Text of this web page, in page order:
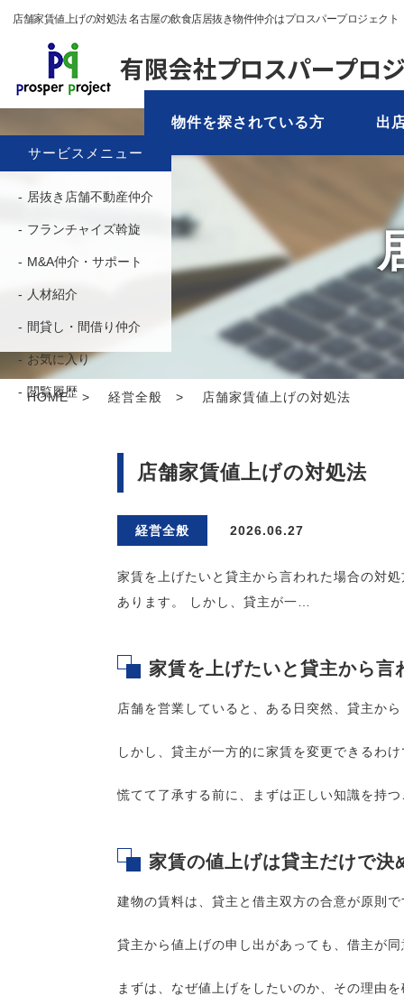
店舗家賃値上げの対処法 名古屋の飲食店居抜き物件仲介はプロスパープロジェクト
物件を探されている方 出
HOME 経営全般 店舗家賃値上げの対処法
店舗家賃値上げの対処法
経営全般 2026.06.27
家賃を上げたいと貸主から言われた場合の対
あります。 しかし、貸主が一…
家賃を上げたいと貸主から言
店舗を営業していると、ある日突然、貸主か
しかし、貸主が一方的に家賃を変更できるわ
慌てて了承する前に、まずは正しい知識を持
家賃の値上げは貸主だけで決
建物の賃料は、貸主と借主双方の合意が原則で
貸主から値上げの申し出があっても、借主が
まずは、なぜ値上げをしたいのか、その理由
サービスメニュー
居抜き店舗不動産仲介
フランチャイズ斡旋
M&A仲介・サポート
人材紹介
間貸し・間借り仲介
お気に入り
閲覧履歴